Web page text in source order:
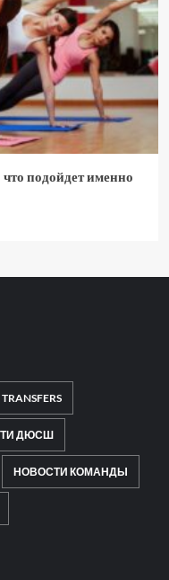
подойдет именно
TRANSFERS
ДЮСШ
НОВОСТИ КОМАНДЫ